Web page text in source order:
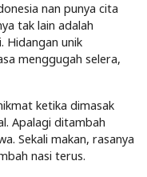
nan punya cita
tak lain adalah
Hidangan unik
menggugah selera,
ketika dimasak
Apalagi ditambah
Sekali makan, rasanya
nasi terus.